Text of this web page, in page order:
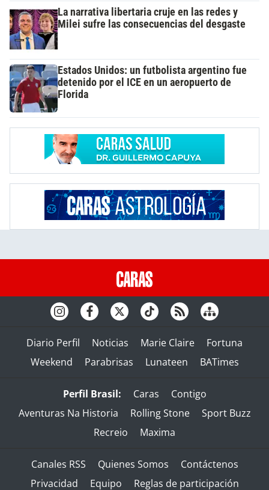
La narrativa libertaria cruje en las redes y
Milei sufre las consecuencias del desgaste
Estados Unidos: un futbolista argentino fue
detenido por el ICE en un aeropuerto de
Florida
Diario Perfil Noticias Marie Claire
Fortuna
Weekend
Parabrisas Lunateen BATimes
Perfil Brasil: Caras
Contigo
Aventuras Na Historia
Rolling Stone
Sport Buzz
Recreio
Maxima
Canales RSS Quienes Somos
Contáctenos
Privacidad
Equipo Reglas de participación